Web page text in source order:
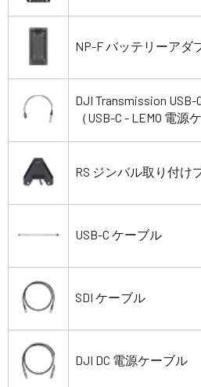
NP-F バッテリーアダ
DJI Transmission
（USB-C - LEMO 電源
RS ジンバル取り付け
USB-C ケーブル
SDI ケーブル
DJI DC 電源ケーブル